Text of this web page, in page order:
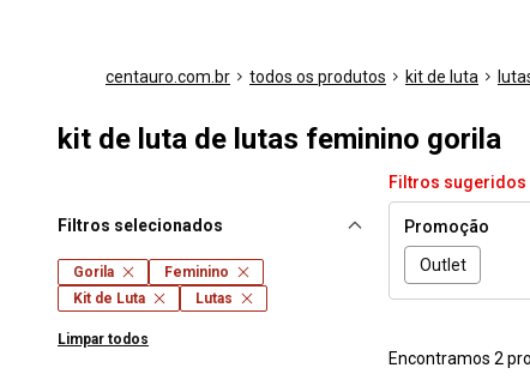
centauro.com.br todos os produtos kit de luta
kit de luta de lutas feminino gorila
Filtros selecionados
Gorila
Feminino
Kit de Luta
Lutas
Limpar todos
Filtros sugeridos
Promoção
Outlet
Encontramos 2